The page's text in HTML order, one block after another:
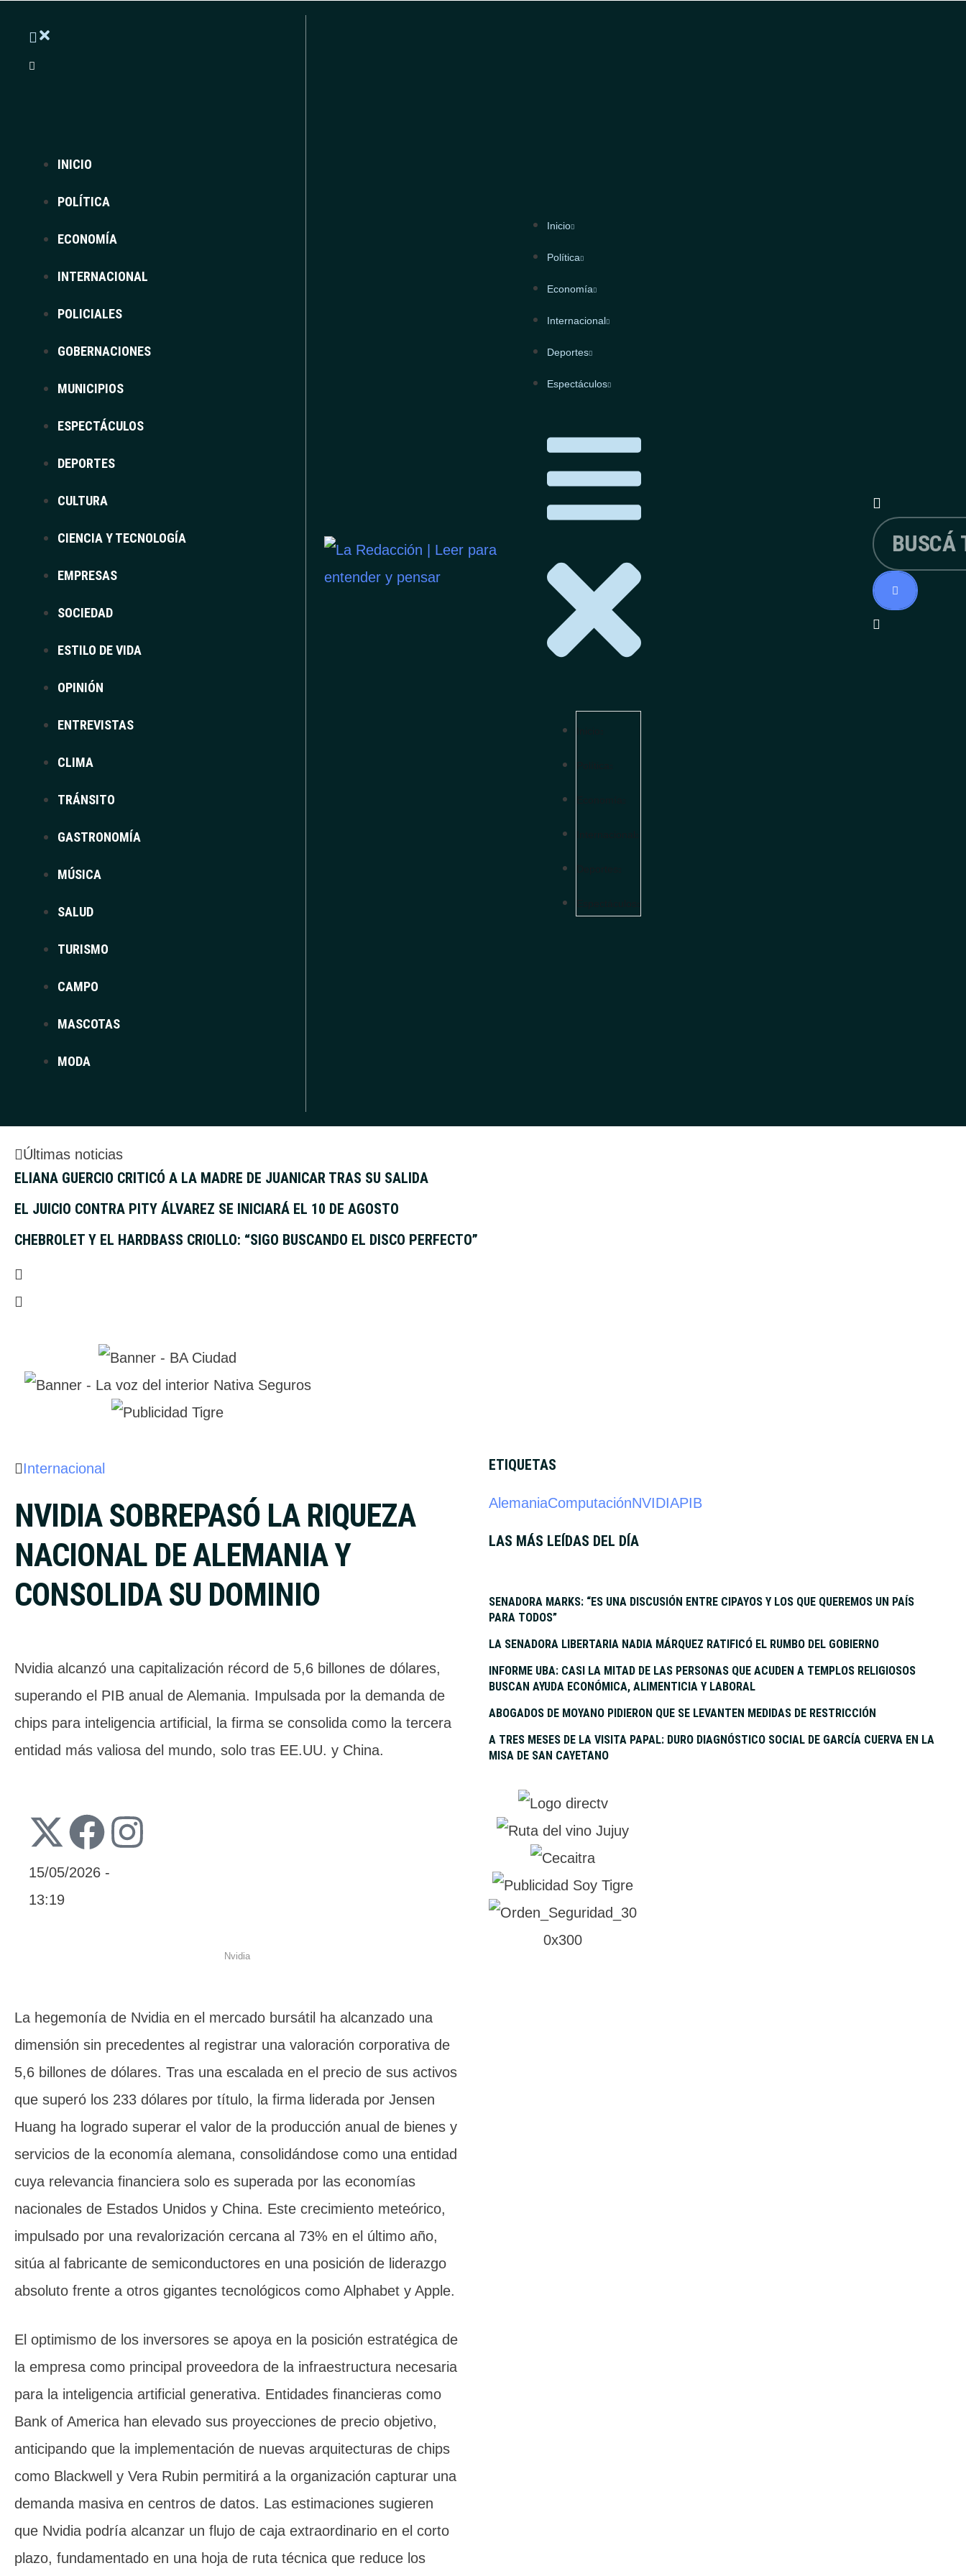
INICIO
POLÍTICA
ECONOMÍA
INTERNACIONAL
POLICIALES
GOBERNACIONES
MUNICIPIOS
ESPECTÁCULOS
DEPORTES
CULTURA
CIENCIA Y TECNOLOGÍA
EMPRESAS
SOCIEDAD
ESTILO DE VIDA
OPINIÓN
ENTREVISTAS
CLIMA
TRÁNSITO
GASTRONOMÍA
MÚSICA
SALUD
TURISMO
CAMPO
MASCOTAS
MODA
Inicio
Política
Economía
Internacional
Deportes
Espectáculos
Últimas noticias
ELIANA GUERCIO CRITICÓ A LA MADRE DE JUANICAR TRAS SU SALIDA
EL JUICIO CONTRA PITY ÁLVAREZ SE INICIARÁ EL 10 DE AGOSTO
CHEBROLET Y EL HARDBASS CRIOLLO: “SIGO BUSCANDO EL DISCO PERFECTO”
Internacional
NVIDIA SOBREPASÓ LA RIQUEZA
NACIONAL DE ALEMANIA Y
CONSOLIDA SU DOMINIO
Nvidia alcanzó una capitalización récord de 5,6 billones de dólares,
superando el PIB anual de Alemania. Impulsada por la demanda de
chips para inteligencia artificial, la firma se consolida como la tercera
entidad más valiosa del mundo, solo tras EE.UU. y China.
15/05/2026 -
13:19
Nvidia
La hegemonía de Nvidia en el mercado bursátil ha alcanzado una
dimensión sin precedentes al registrar una valoración corporativa de
5,6 billones de dólares. Tras una escalada en el precio de sus activos
que superó los 233 dólares por título, la firma liderada por Jensen
Huang ha logrado superar el valor de la producción anual de bienes y
servicios de la economía alemana, consolidándose como una entidad
cuya relevancia financiera solo es superada por las economías
nacionales de Estados Unidos y China. Este crecimiento meteórico,
impulsado por una revalorización cercana al 73% en el último año,
sitúa al fabricante de semiconductores en una posición de liderazgo
absoluto frente a otros gigantes tecnológicos como Alphabet y Apple.
El optimismo de los inversores se apoya en la posición estratégica de
la empresa como principal proveedora de la infraestructura necesaria
para la inteligencia artificial generativa. Entidades financieras como
Bank of America han elevado sus proyecciones de precio objetivo,
anticipando que la implementación de nuevas arquitecturas de chips
como Blackwell y Vera Rubin permitirá a la organización capturar una
demanda masiva en centros de datos. Las estimaciones sugieren
que Nvidia podría alcanzar un flujo de caja extraordinario en el corto
plazo, fundamentado en una hoja de ruta técnica que reduce los
ETIQUETAS
AlemaniaComputaciónNVIDIAPIB
LAS MÁS LEÍDAS DEL DÍA
SENADORA MARKS: “ES UNA DISCUSIÓN ENTRE CIPAYOS Y LOS QUE QUEREMOS UN PAÍS
PARA TODOS”
LA SENADORA LIBERTARIA NADIA MÁRQUEZ RATIFICÓ EL RUMBO DEL GOBIERNO
INFORME UBA: CASI LA MITAD DE LAS PERSONAS QUE ACUDEN A TEMPLOS RELIGIOSOS
BUSCAN AYUDA ECONÓMICA, ALIMENTICIA Y LABORAL
ABOGADOS DE MOYANO PIDIERON QUE SE LEVANTEN MEDIDAS DE RESTRICCIÓN
A TRES MESES DE LA VISITA PAPAL: DURO DIAGNÓSTICO SOCIAL DE GARCÍA CUERVA EN LA
MISA DE SAN CAYETANO